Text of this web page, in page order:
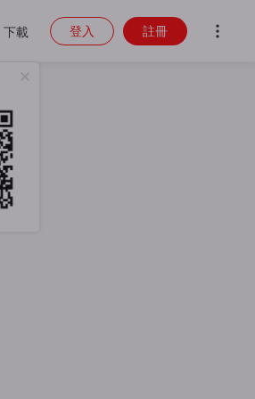
下載 登入 註冊